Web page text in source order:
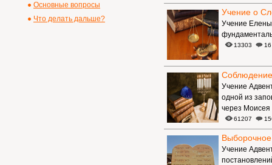
Учение о
Учение Елены
13303 16
Учение
одной из
через Моисея
61207
Выборочное
Учение
Основные вопросы
Что делать дальше?